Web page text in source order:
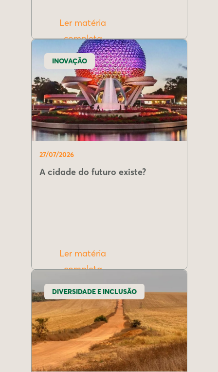
Ler matéria
completa
INOVAÇÃO
27/07/2026
A cidade do futuro existe?
Ler matéria
completa
DIVERSIDADE E INCLUSÃO